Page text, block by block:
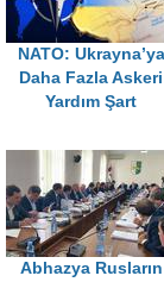
NATO: Ukrayna’ya
Daha Fazla Askeri
Yardım Şart
Abhazya Rusların